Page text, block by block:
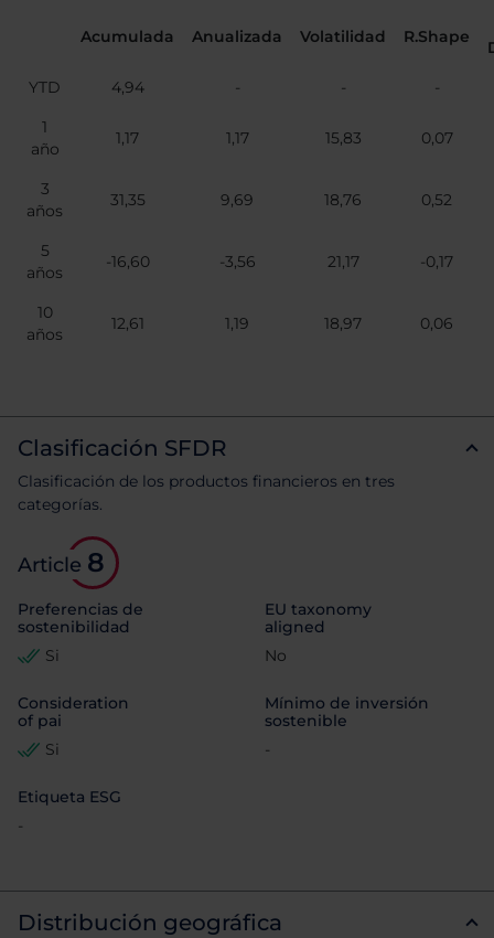
Acumulada Anualizada Volatilidad R.Shape
YTD 4,94 - - -
1
año
1,17 1,17 15,83 0,07
3
años
31,35 9,69 18,76 0,52
5
años
-16,60 -3,56 21,17 -0,17
10
años
12,61 1,19 18,97 0,06
Clasificación SFDR
Clasificación de los productos financieros en tres
categorías.
Article 8
Preferencias de
sostenibilidad
Si
EU taxonomy
aligned
No
Consideration
of pai
Si
Mínimo de inversión
sostenible
-
Etiqueta ESG
-
Distribución geográfica